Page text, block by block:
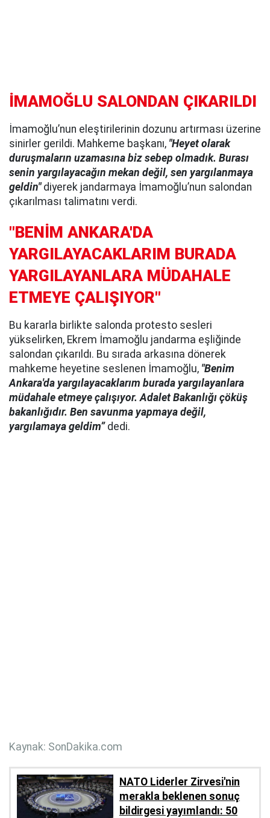
İMAMOĞLU SALONDAN ÇIKARILDI
İmamoğlu’nun eleştirilerinin dozunu artırması üzerine
sinirler gerildi. Mahkeme başkanı, "Heyet olarak
duruşmaların uzamasına biz sebep olmadık. Burası
senin yargılayacağın mekan değil, sen yargılanmaya
geldin"diyerek jandarmaya İmamoğlu’nun salondan
çıkarılması talimatını verdi.
"BENİM ANKARA'DA
YARGILAYACAKLARIM BURADA
YARGILAYANLARA MÜDAHALE
ETMEYE ÇALIŞIYOR"
Bu kararla birlikte salonda protesto sesleri
yükselirken, Ekrem İmamoğlu jandarma eşliğinde
salondan çıkarıldı. Bu sırada arkasına dönerek
mahkeme heyetine seslenen İmamoğlu, "Benim
Ankara'da yargılayacaklarım burada yargılayanlara
müdahale etmeye çalışıyor. Adalet Bakanlığı çöküş
bakanlığıdır. Ben savunma yapmaya değil,
yargılamaya geldim”dedi.
Kaynak: SonDakika.com
NATO Liderler Zirvesi'nin
merakla beklenen sonuç
bildirgesi yayımlandı: 50